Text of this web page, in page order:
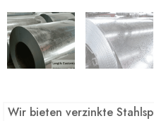
Wir bieten verzinkte